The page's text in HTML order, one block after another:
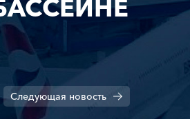
Следующая новость